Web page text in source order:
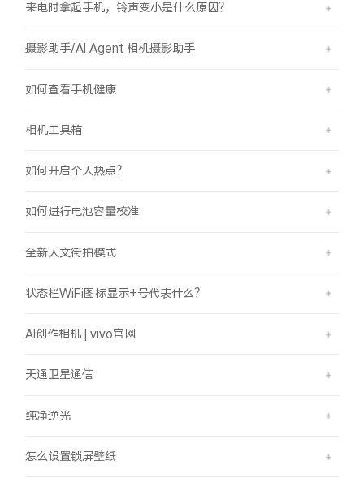
来电时拿起手机，铃声变小是什么原因？
摄影助手/AI Agent 相机摄影助手
如何查看手机健康
相机工具箱
如何开启个人热点？
如何进行电池容量校准
全新人文街拍模式
状态栏WiFi图标显示+号代表什么？
AI创作相机 | vivo官网
天通卫星通信
纯净逆光
怎么设置锁屏壁纸